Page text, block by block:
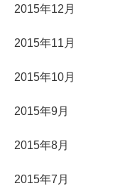
2015年12月
2015年11月
2015年10月
2015年9月
2015年8月
2015年7月